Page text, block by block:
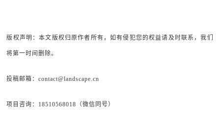
版权声明：本文版权归原作者所有，如有侵犯您的权益请及时联系，我们
将第一时间删除。
投稿邮箱：contact@landscape.cn
项目咨询：18510568018（微信同号）